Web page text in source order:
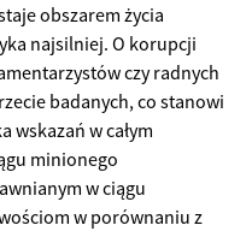
obszarem życia
najsilniej. O korupcji
czy radnych
badanych, co stanowi
wskazań w całym
minionego
w ciągu
w porównaniu z